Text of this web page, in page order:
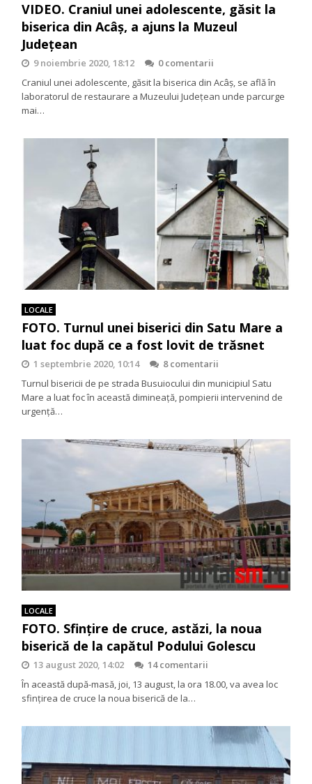
VIDEO. Craniul unei adolescente, găsit la
biserica din Acâș, a ajuns la Muzeul
Județean
9 noiembrie 2020, 18:12
0 comentarii
Craniul unei adolescente, găsit la biserica din Acâș, se află în
laboratorul de restaurare a Muzeului Județean unde parcurge
mai…
LOCALE
FOTO. Turnul unei biserici din Satu Mare a
luat foc după ce a fost lovit de trăsnet
1 septembrie 2020, 10:14
8 comentarii
Turnul bisericii de pe strada Busuiocului din municipiul Satu
Mare a luat foc în această dimineață, pompierii intervenind de
urgență…
LOCALE
FOTO. Sfințire de cruce, astăzi, la noua
biserică de la capătul Podului Golescu
13 august 2020, 14:02
14 comentarii
În această după-masă, joi, 13 august, la ora 18.00, va avea loc
sfințirea de cruce la noua biserică de la…